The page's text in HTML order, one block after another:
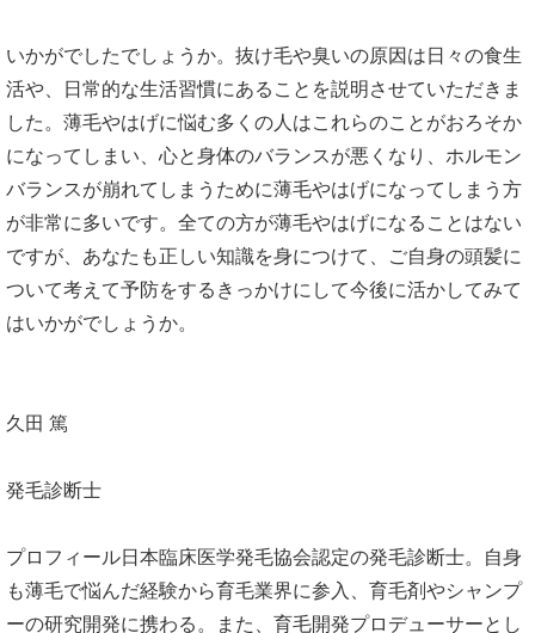
いかがでしたでしょうか。抜け毛や臭いの原因は日々の食生
活や、日常的な生活習慣にあることを説明させていただきま
した。薄毛やはげに悩む多くの人はこれらのことがおろそか
になってしまい、心と身体のバランスが悪くなり、ホルモン
バランスが崩れてしまうために薄毛やはげになってしまう方
が非常に多いです。全ての方が薄毛やはげになることはない
ですが、あなたも正しい知識を身につけて、ご自身の頭髪に
ついて考えて予防をするきっかけにして今後に活かしてみて
はいかがでしょうか。
久田 篤
発毛診断士
プロフィール日本臨床医学発毛協会認定の発毛診断士。自身
も薄毛で悩んだ経験から育毛業界に参入、育毛剤やシャンプ
ーの研究開発に携わる。また、育毛開発プロデューサーとし